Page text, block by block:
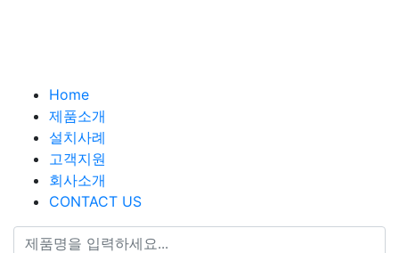
Home
제품소개
설치사례
고객지원
회사소개
CONTACT US